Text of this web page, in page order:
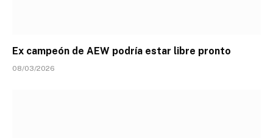
Ex campeón de AEW podría estar libre pronto
08/03/2026